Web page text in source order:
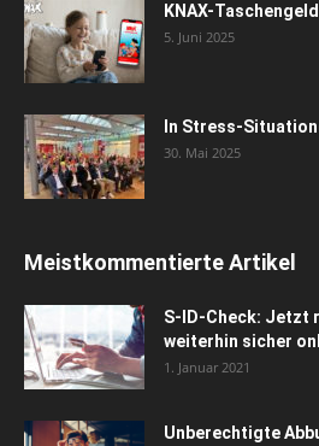
KNAX-
5. Juni 2025
In Stress-
30. Mai 2025
Meistkommentierte Artikel
S-ID-Check: Jetzt
weiterhin sicher
1. Januar 2021
Unberechtigte